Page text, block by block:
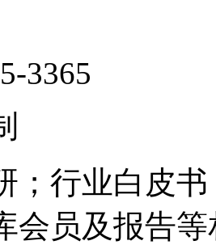
3365
；行业白皮
会员及报告